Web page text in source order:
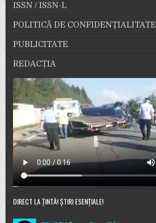
ISSN / ISSN-L
POLITICĂ DE CONFIDENȚIALITATE
PUBLICITATE
REDACȚIA
DIRECT LA ȚINTĂ! ȘTIRI ESENȚIALE!